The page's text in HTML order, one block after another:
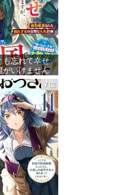
も忘れて幸せ
がいけません
れた隠れ才女
～【電子限定
ズファンタジ
価格：¥1,455
7位